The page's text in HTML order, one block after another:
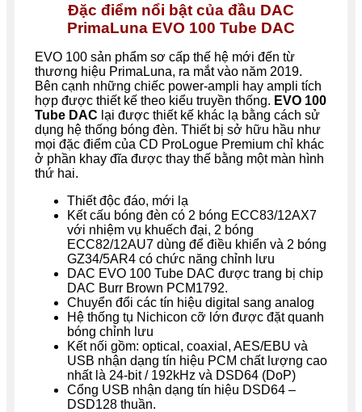
Đặc điểm nổi bật của đầu DAC
PrimaLuna EVO 100 Tube DAC
EVO 100 sản phẩm sơ cấp thế hệ mới đến từ
thương hiệu PrimaLuna, ra mắt vào năm 2019.
Bên cạnh những chiếc power-ampli hay ampli tích
hợp được thiết kế theo kiểu truyền thống. EVO 100
Tube DAC lại được thiết kế khác lạ bằng cách sử
dụng hệ thống bóng đèn. Thiết bị sở hữu hầu như
mọi đặc điểm của CD ProLogue Premium chỉ khác
ở phần khay đĩa được thay thế bằng một màn hình
thứ hai.
Thiết độc đáo, mới lạ
Kết cấu bóng đèn có 2 bóng ECC83/12AX7
với nhiệm vụ khuếch đại, 2 bóng
ECC82/12AU7 dùng để điều khiển và 2 bóng
GZ34/5AR4 có chức năng chỉnh lưu
DAC EVO 100 Tube DAC được trang bị chip
DAC Burr Brown PCM1792.
Chuyển đổi các tín hiệu digital sang analog
Hệ thống tụ Nichicon cỡ lớn được đặt quanh
bóng chỉnh lưu
Kết nối gồm: optical, coaxial, AES/EBU và
USB nhận dạng tín hiệu PCM chất lượng cao
nhất là 24-bit / 192kHz và DSD64 (DoP)
Cổng USB nhận dạng tín hiệu DSD64 –
DSD128 thuần.